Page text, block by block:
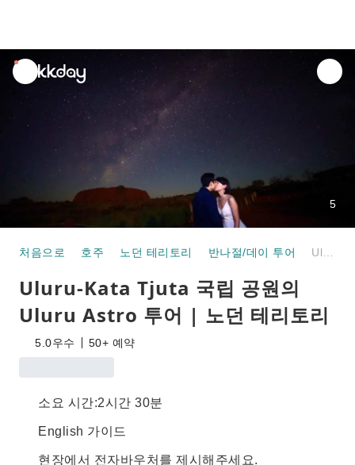
unread
notifications
5
처음으로 호주 노던 테리토리 반나절/데이 투어
Uluru-Kata Tjuta 국립 공원의
Uluru Astro 투어 | 노던 테리토리
5.0우수 50+ 예약
소요 시간:2시간 30분
English 가이드
현장에서 전자바우처를 제시해주세요.